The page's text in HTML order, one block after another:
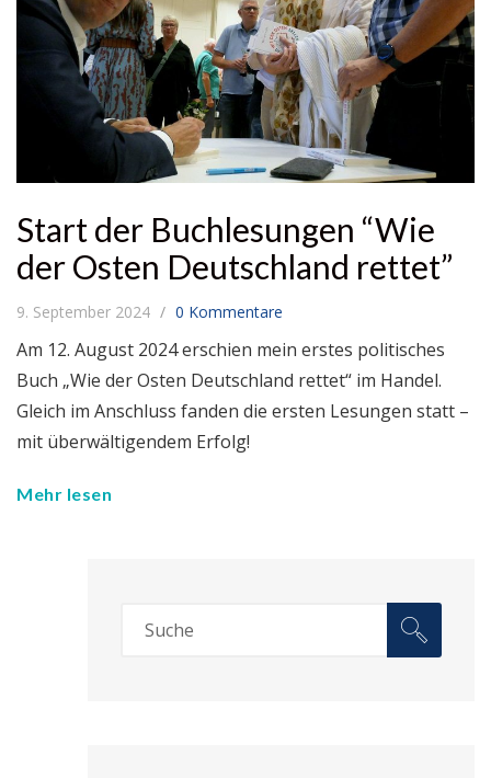
Start der Buchlesungen “Wie
der Osten Deutschland rettet”
9. September 2024 0 Kommentare
Am 12. August 2024 erschien mein erstes politisches
Buch „Wie der Osten Deutschland rettet“ im Handel.
Gleich im Anschluss fanden die ersten Lesungen statt –
mit überwältigendem Erfolg!
Mehr lesen